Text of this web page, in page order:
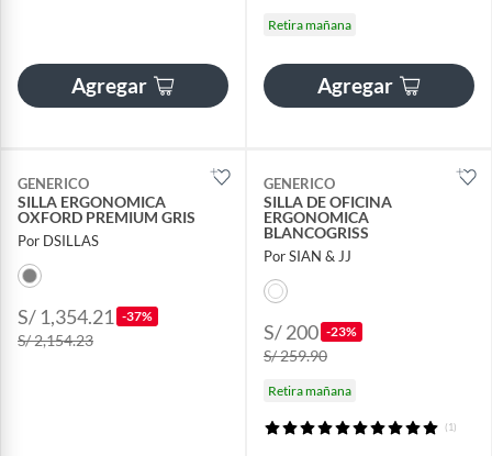
Agregar
Retira mañana
Agregar
GENERICO
SILLA ERGONOMICA
OXFORD PREMIUM GRIS
Por DSILLAS
S/ 1,354.21 -37%
S/ 2,154.23
GENERICO
SILLA DE OFICINA
ERGONOMICA
BLANCOGRISS
Por SIAN & JJ
S/ 200 -23%
S/ 259.90
Retira mañana
(1)